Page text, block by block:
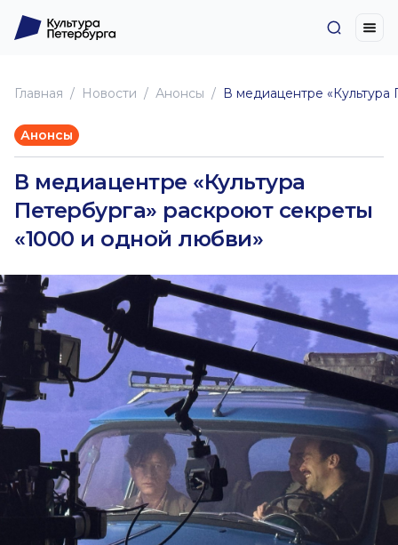
Главная Новоcти Анонсы В медиацентре
Анонсы
В медиацентре «Культура
Петербурга» раскроют секреты
«1000 и одной любви»